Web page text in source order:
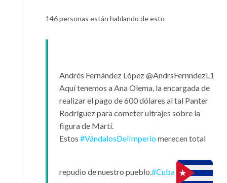
146 personas están hablando de esto
Andrés Fernández López@AndrsFernndezL1
Aquí tenemos a Ana Olema, la encargada de
realizar el pago de 600 dólares al tal Panter
Rodríguez para cometer ultrajes sobre la
figura de Martí.
Estos #VándalosDelImperiomerecen total
repudio de nuestro pueblo. #Cuba